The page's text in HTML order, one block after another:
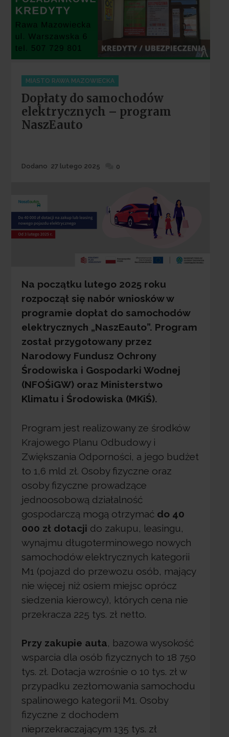
Categories
MIASTO RAWA MAZOWIECKA
Dopłaty do samochodów
elektrycznych – program
NaszEauto
Dodane
Dodano 27 lutego 2025 0
Na początku lutego 2025 roku
rozpoczął się nabór wniosków w
programie dopłat do samochodów
elektrycznych „NaszEauto”. Program
został przygotowany przez
Narodowy Fundusz Ochrony
Środowiska i Gospodarki Wodnej
(NFOŚiGW) oraz Ministerstwo
Klimatu i Środowiska (MKiŚ).
Program jest realizowany ze środków
Krajowego Planu Odbudowy i
Zwiększania Odporności, a jego budżet
to 1,6 mld zł. Osoby fizyczne oraz
osoby fizyczne prowadzące
jednoosobową działalność
gospodarczą mogą otrzymać do 40
000 zł dotacji do zakupu, leasingu,
wynajmu długoterminowego nowych
samochodów elektrycznych kategorii
M1 (pojazd do przewozu osób, mający
nie więcej niż osiem miejsc oprócz
siedzenia kierowcy), których cena nie
przekracza 225 tys. zł netto.
Przy zakupie auta, bazowa wysokość
wsparcia dla osób fizycznych to 18 750
tys. zł. Dotacja wzrośnie o 10 tys. zł w
przypadku zezłomowania samochodu
spalinowego kategorii M1. Osoby
fizyczne z dochodem
nieprzekraczającym 135 tys. zł